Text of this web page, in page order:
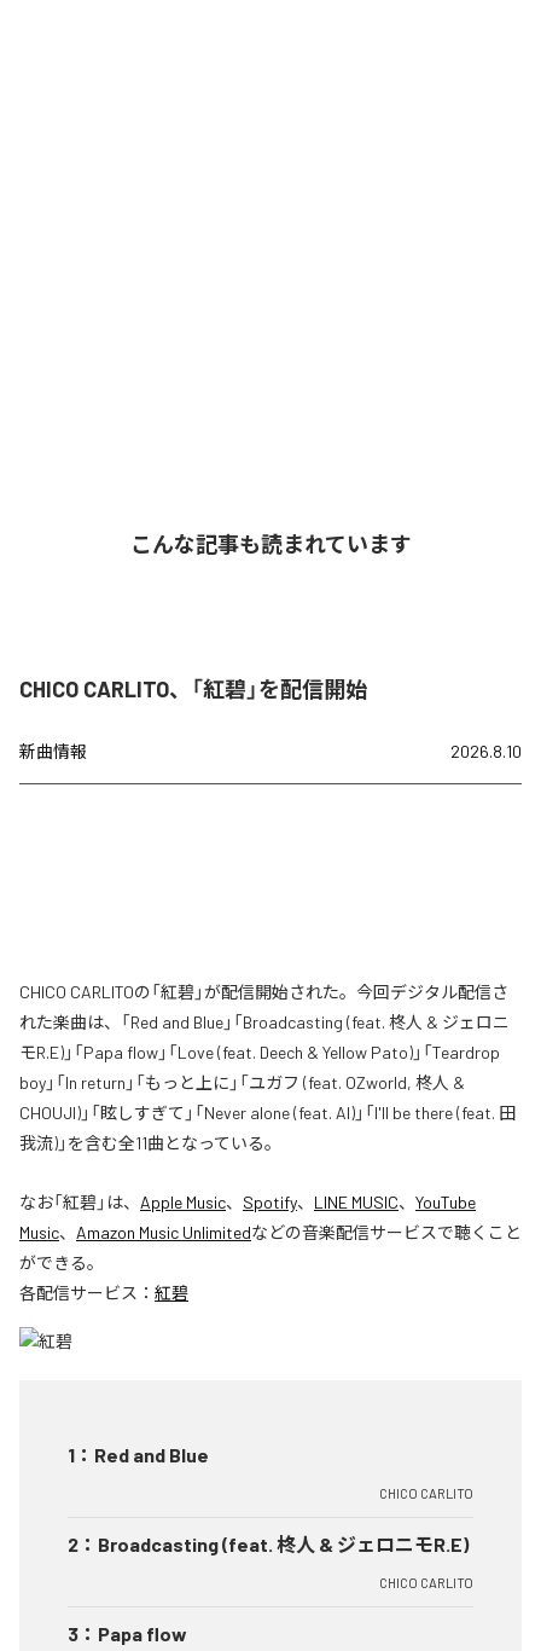
こんな記事も読まれています
CHICO CARLITO、「紅碧」を配信開始
新曲情報 2026.8.10
CHICO CARLITOの「紅碧」が配信開始された。今回デジタル配信さ
れた楽曲は、「Red and Blue」「Broadcasting (feat. 柊人 & ジェロニ
モR.E)」「Papa flow」「Love (feat. Deech & Yellow Pato)」「Teardrop
boy」「In return」「もっと上に」「ユガフ (feat. OZworld, 柊人 &
CHOUJI)」「眩しすぎて」「Never alone (feat. AI)」「I'll be there (feat. 田
我流)」を含む全11曲となっている。
なお「紅碧」は、 Apple Music、 Spotify、 LINE MUSIC、 YouTube
Music、 Amazon Music Unlimitedなどの音楽配信サービスで聴くこと
ができる。
各配信サービス： 紅碧
1 ： Red and Blue
CHICO CARLITO
2 ： Broadcasting (feat. 柊人 & ジェロニモR.E)
CHICO CARLITO
3 ： Papa flow